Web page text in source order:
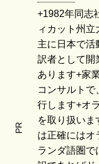
PR
+1982年同志
ィカット州
主に日本で活
訳者として開
あります+家
コンサルトで
行します+オ
を取り扱いま
は正確にはオ
ランダ語圏で